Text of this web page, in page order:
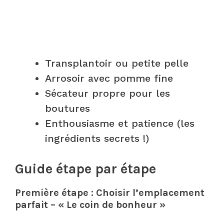
Transplantoir ou petite pelle
Arrosoir avec pomme fine
Sécateur propre pour les
boutures
Enthousiasme et patience (les
ingrédients secrets !)
Guide étape par étape
Première étape : Choisir l’emplacement
parfait – « Le coin de bonheur »